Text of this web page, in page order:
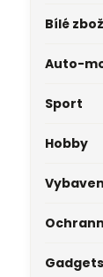
Bílé
Auto-
Sport
Hobby
Gadgets